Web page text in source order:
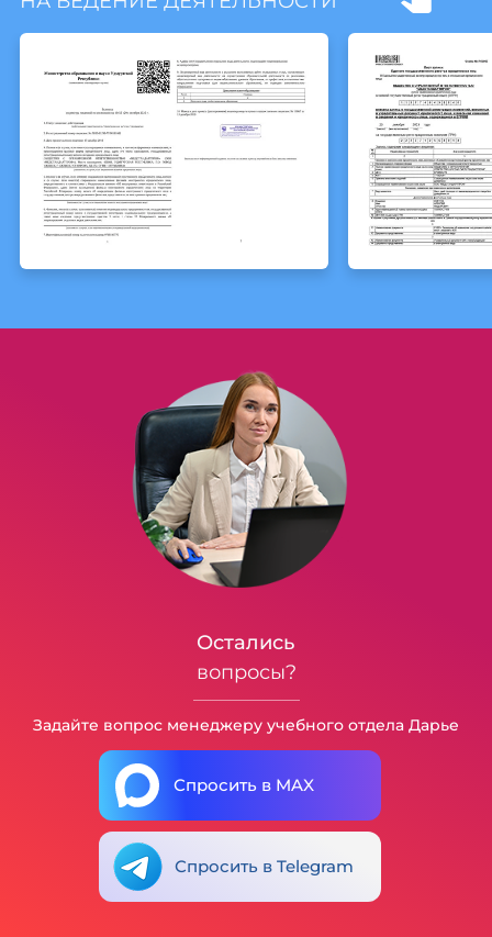
Остались
вопросы?
Задайте вопрос менеджеру учебного отдела Дарье
Спросить в MAX
Спросить в Telegram